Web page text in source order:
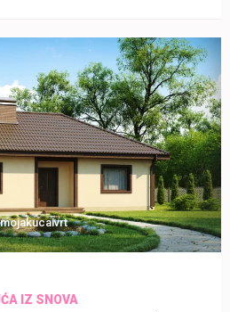
mojakucaivrt
IZ SNOVA